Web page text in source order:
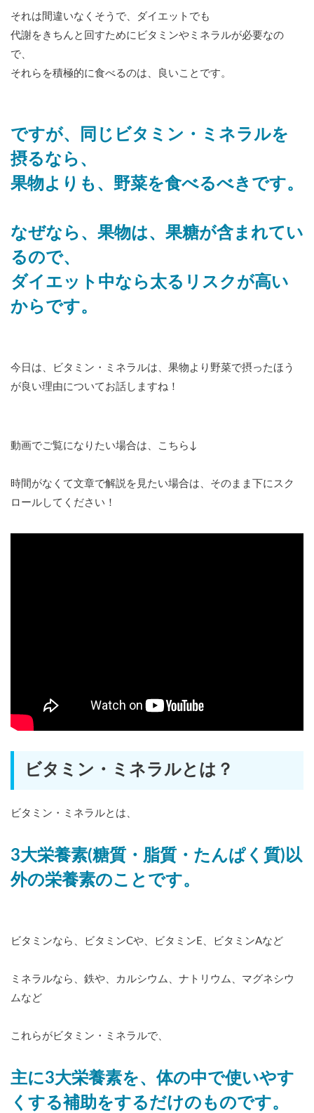
それは間違いなくそうで、ダイエットでも
代謝をきちんと回すためにビタミンやミネラルが必要なの
で、
それらを積極的に食べるのは、良いことです。
ですが、同じビタミン・ミネラルを
摂るなら、
果物よりも、野菜を食べるべきです。
なぜなら、果物は、果糖が含まれてい
るので、
ダイエット中なら太るリスクが高い
からです。
今日は、ビタミン・ミネラルは、果物より野菜で摂ったほう
が良い理由についてお話しますね！
動画でご覧になりたい場合は、こちら↓
時間がなくて文章で解説を見たい場合は、そのまま下にスク
ロールしてください！
ビタミン・ミネラルとは？
ビタミン・ミネラルとは、
3大栄養素(糖質・脂質・たんぱく質)以
外の栄養素のことです。
ビタミンなら、ビタミンCや、ビタミンE、ビタミンAなど
ミネラルなら、鉄や、カルシウム、ナトリウム、マグネシウ
ムなど
これらがビタミン・ミネラルで、
主に3大栄養素を、体の中で使いやす
くする補助をするだけのものです。